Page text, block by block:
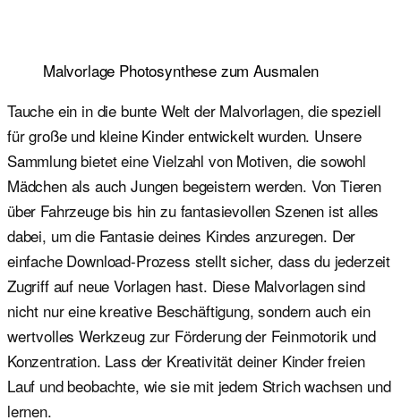
Malvorlage Photosynthese zum Ausmalen
Tauche ein in die bunte Welt der Malvorlagen, die speziell
für große und kleine Kinder entwickelt wurden. Unsere
Sammlung bietet eine Vielzahl von Motiven, die sowohl
Mädchen als auch Jungen begeistern werden. Von Tieren
über Fahrzeuge bis hin zu fantasievollen Szenen ist alles
dabei, um die Fantasie deines Kindes anzuregen. Der
einfache Download-Prozess stellt sicher, dass du jederzeit
Zugriff auf neue Vorlagen hast. Diese Malvorlagen sind
nicht nur eine kreative Beschäftigung, sondern auch ein
wertvolles Werkzeug zur Förderung der Feinmotorik und
Konzentration. Lass der Kreativität deiner Kinder freien
Lauf und beobachte, wie sie mit jedem Strich wachsen und
lernen.